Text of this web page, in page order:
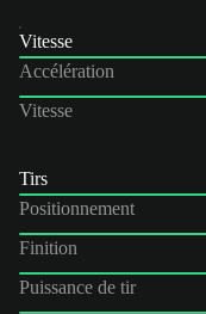
Vitesse
Accélération
Vitesse
Tirs
Positionnement
Finition
Puissance de tir